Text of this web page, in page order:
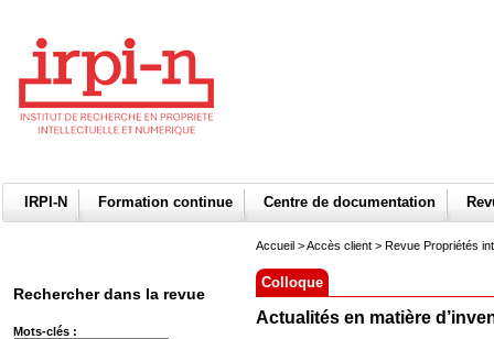
IRPI-N Formation continue Centre de documentation
Rechercher dans la revue
Mots-clés :
Accueil >Accès client > Revue Propriétés
Colloque
Actualités en matière